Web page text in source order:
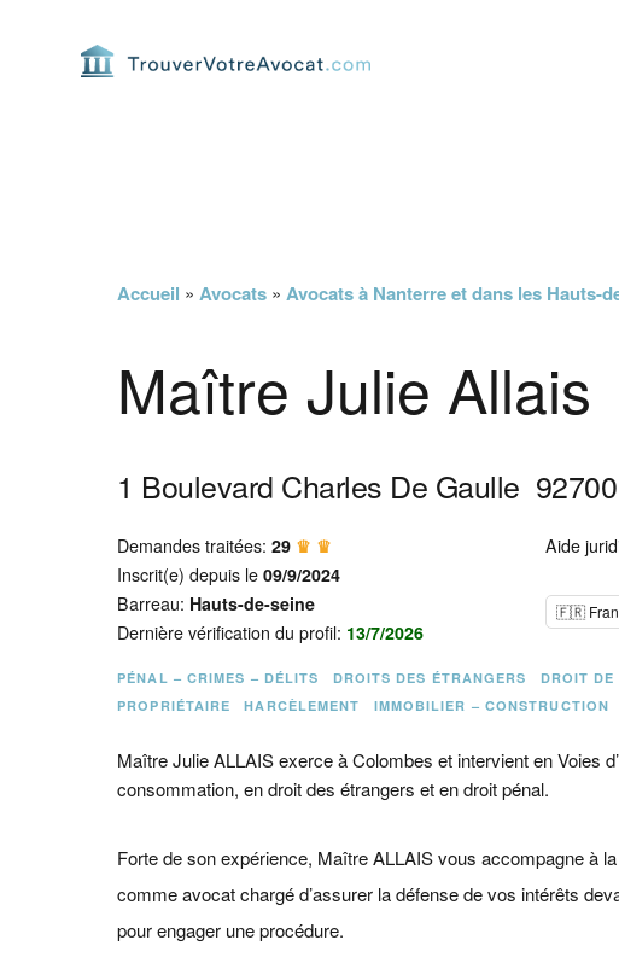
Accueil » Avocats » Avocats à Nanterre et dans les Hauts-
Maître Julie Allais
1 Boulevard Charles De Gaulle 92700
Demandes traitées:29 ♛ ♛
Inscrit(e) depuis le09/9/2024
Barreau: Hauts-de-seine
Dernière vérification du profil: 13/7/2026
Aide
🇫🇷
PÉNAL – CRIMES – DÉLITS DROITS DES ÉTRANGERS DROIT
PROPRIÉTAIRE
HARCÈLEMENT IMMOBILIER – CONSTRUCTION
Maître Julie ALLAIS exerce à Colombes et intervient en Voies
consommation, en droit des étrangers et en droit pénal.
Forte de son expérience, Maître ALLAIS vous accompagne à
comme avocat chargé d’assurer la défense de vos intérêts
pour engager une procédure.